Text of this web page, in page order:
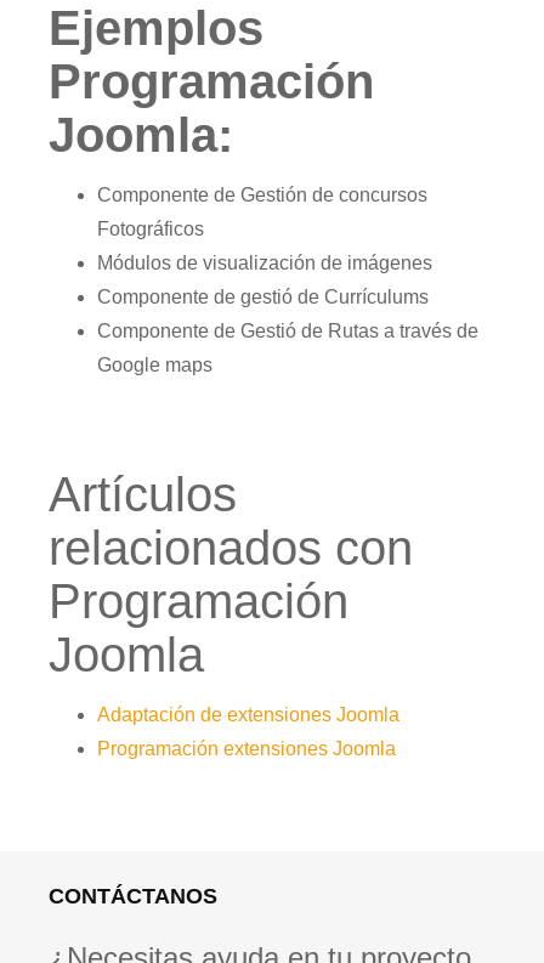
Ejemplos
Programación
Joomla:
Componente de Gestión de concursos
Fotográficos
Módulos de visualización de imágenes
Componente de gestió de Currículums
Componente de Gestió de Rutas a través de
Google maps
Artículos
relacionados con
Programación
Joomla
Adaptación de extensiones Joomla
Programación extensiones Joomla
CONTÁCTANOS